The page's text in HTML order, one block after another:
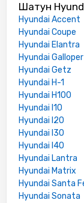
Шатун
Hyundai Accent
Hyundai Coupe
Hyundai Elantra
Hyundai Galloper
Hyundai Getz
Hyundai H-1
Hyundai H100
Hyundai I10
Hyundai I20
Hyundai I30
Hyundai I40
Hyundai Lantra
Hyundai Matrix
Hyundai Santa
Hyundai Sonata